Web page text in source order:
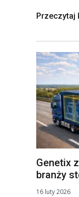
Przeczytaj
Genetix
branży
16 luty 2026